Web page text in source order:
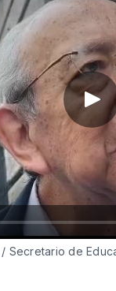
Secretario de